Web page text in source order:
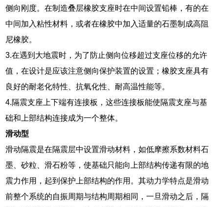
侧向刚度。在制造叠层橡胶支座时在中间设置铅棒，有的在
中间加入粘性材料，或者在橡胶中加入适量的石墨制成高阻
尼橡胶。
3.在遇到大地震时，为了防止侧向位移超过支座位移的允许
值，在设计是应该注意侧向保护装置的设置；橡胶支座具有
良好的耐老化特性、抗氧化性、耐高温性能等。
4.隔震支座上下端有连接板，这些连接板能使隔震支座与基
础和上部结构连接成为一个整体。
滑动型
滑动隔震是在隔震层中设置滑动材料，如低摩擦系数材料石
墨、砂粒、滑石粉等，使基础只能向上部结构传递有限的地
震力作用，起到保护上部结构的作用。其动力学特点是滑动
前整个系统的自振周期与结构周期相同，一旦滑动之后，隔